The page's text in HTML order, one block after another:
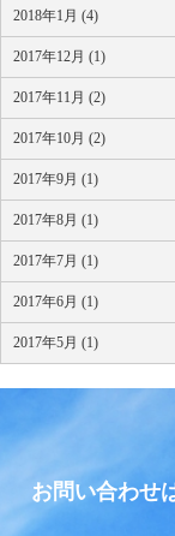
2018年1月 (4)
2017年12月 (1)
2017年11月 (2)
2017年10月 (2)
2017年9月 (1)
2017年8月 (1)
2017年7月 (1)
2017年6月 (1)
2017年5月 (1)
お問い合わせ